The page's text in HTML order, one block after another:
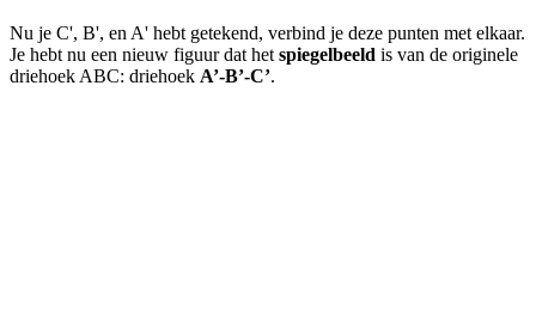
Nu je C', B', en A' hebt getekend, verbind je deze punten met elkaar.
Je hebt nu een nieuw figuur dat het spiegelbeeld is van de originele
driehoek ABC: driehoek A’-B’-C’.